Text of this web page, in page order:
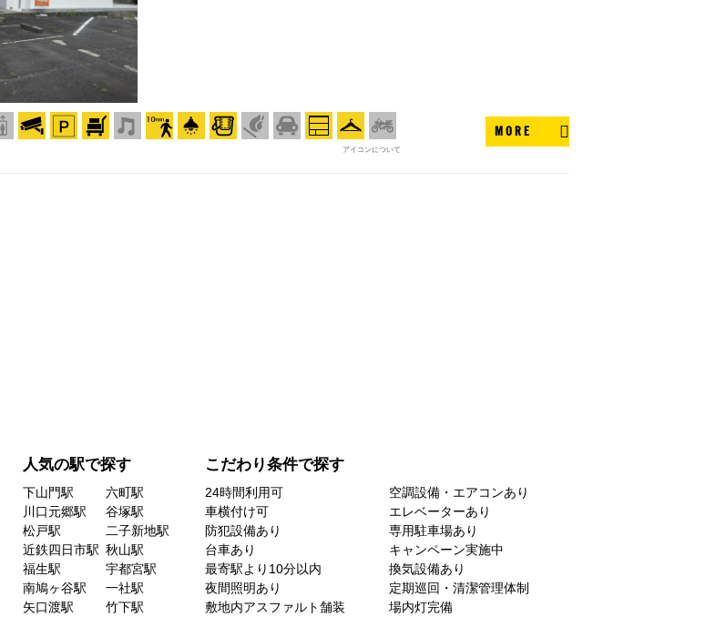
アイコンについて
MORE
人気の駅で探す
下山門駅
六町駅
川口元郷駅
谷塚駅
松戸駅
二子新地駅
近鉄四日市駅 秋山駅
福生駅
宇都宮駅
南鳩ヶ谷駅
一社駅
矢口渡駅
竹下駅
こだわり条件で探す
24時間利用可
空調設備・エアコンあり
車横付け可
エレベーターあり
防犯設備あり
専用駐車場あり
台車あり
キャンペーン実施中
最寄駅より10分以内
換気設備あり
夜間照明あり
定期巡回・清潔管理体制
敷地内アスファルト舗装
場内灯完備